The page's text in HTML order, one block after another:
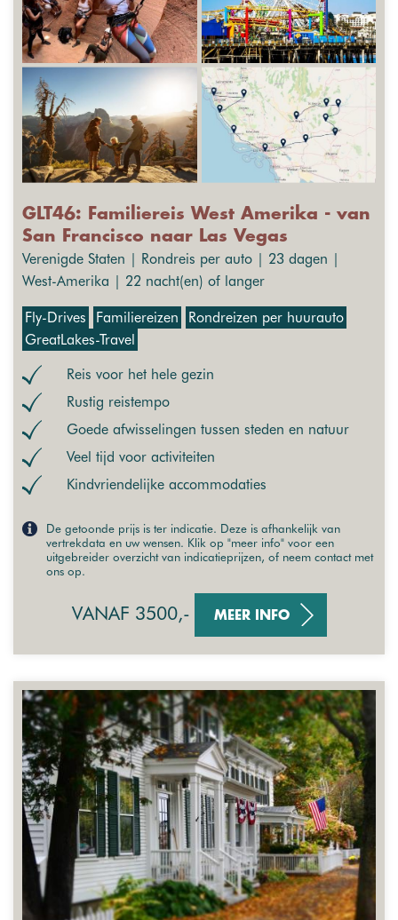
GLT46: Familiereis West Amerika - van
San Francisco naar Las Vegas
Verenigde Staten | Rondreis per auto | 23 dagen |
West-Amerika | 22 nacht(en) of langer
Fly-Drives Familiereizen
Rondreizen per huurauto
GreatLakes-Travel
Reis voor het hele gezin
Rustig reistempo
Goede afwisselingen tussen steden en natuur
Veel tijd voor activiteiten
Kindvriendelijke accommodaties
De getoonde prijs is ter indicatie. Deze is afhankelijk van
vertrekdata en uw wensen. Klik op "meer info" voor een
uitgebreider overzicht van indicatieprijzen, of neem contact met
ons op.
VANAF 3500,- MEER INFO